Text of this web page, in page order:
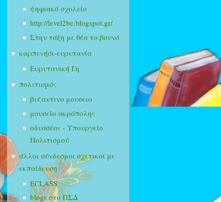
ψηφιακό σχολείο
http://level2be.blogspot.gr/
Στην τάξη με θέα το βουνό
καρπενήσι-ευρυτανία
Ευρυτανική Γη
πολιτισμός
βυζαντινο μουσειο
μουσείο ακρόπολης
οδυσσέας - Υπουργείο
Πολιτισμού
άλλοι σύνδεσμοι σχετικοί με
εκπαίδευση
ECLASS
blogs στο ΠΣΔ